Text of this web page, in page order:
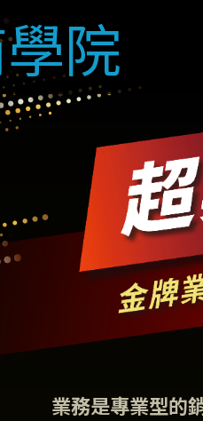
業務是專業型的